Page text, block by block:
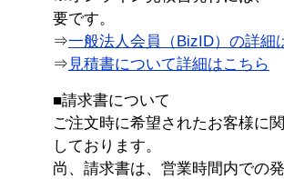
要です。
⇒一般法人会員（BizID）の詳細
⇒ 見積書について詳細はこちら
■請求書について
ご注文時に希望されたお客様に
しております。
尚、請求書は、営業時間内での